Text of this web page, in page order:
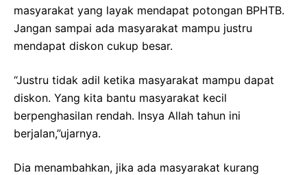
masyarakat yang layak mendapat potongan BPHTB.
Jangan sampai ada masyarakat mampu justru
mendapat diskon cukup besar.
“Justru tidak adil ketika masyarakat mampu dapat
diskon. Yang kita bantu masyarakat kecil
berpenghasilan rendah. Insya Allah tahun ini
berjalan,”ujarnya.
Dia menambahkan, jika ada masyarakat kurang